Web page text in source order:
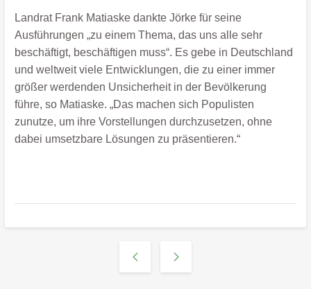
Landrat Frank Matiaske dankte Jörke für seine
Ausführungen „zu einem Thema, das uns alle sehr
beschäftigt, beschäftigen muss“. Es gebe in Deutschland
und weltweit viele Entwicklungen, die zu einer immer
größer werdenden Unsicherheit in der Bevölkerung
führe, so Matiaske. „Das machen sich Populisten
zunutze, um ihre Vorstellungen durchzusetzen, ohne
dabei umsetzbare Lösungen zu präsentieren.“